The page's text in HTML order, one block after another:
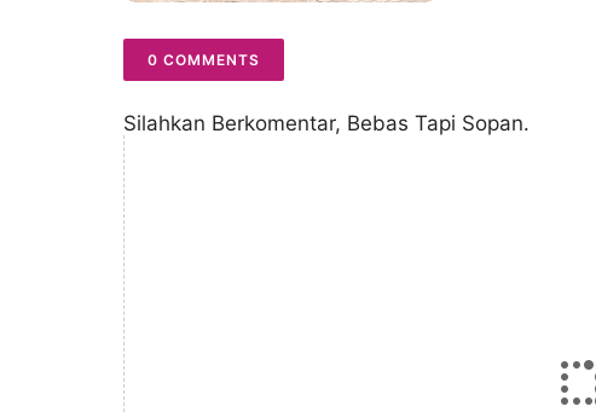
0 COMMENTS
Silahkan Berkomentar, Bebas Tapi Sopan.